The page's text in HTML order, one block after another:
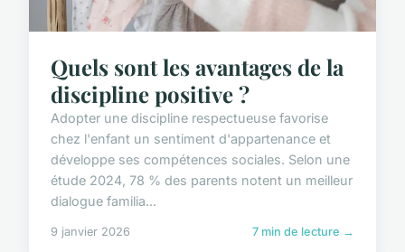
Quels sont les avantages de la
discipline positive ?
Adopter une discipline respectueuse favorise
chez l'enfant un sentiment d'appartenance et
développe ses compétences sociales. Selon une
étude 2024, 78 % des parents notent un meilleur
dialogue familia...
9 janvier 2026 7 min de lecture →